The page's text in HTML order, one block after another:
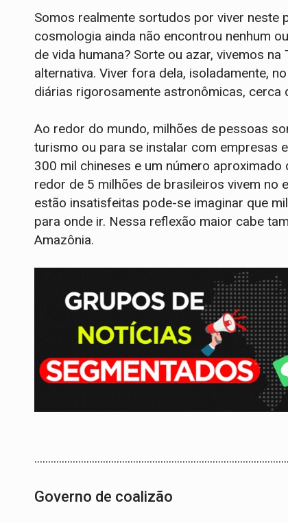
Somos realmente sortudos por viver neste
cosmologia ainda não encontrou nenhum
de vida humana? Sorte ou azar, vivemos
alternativa. Viver fora dela, isoladamente,
diárias rigorosamente astronômicas, cerca
Ao redor do mundo, milhões de pessoas
turismo ou para se instalar com empresas
300 mil chineses e um número
redor de 5 milhões de brasileiros vivem no
estão insatisfeitas pode-se imaginar que
para onde ir. Nessa reflexão maior cabe
Amazônia.
Governo de coalizão